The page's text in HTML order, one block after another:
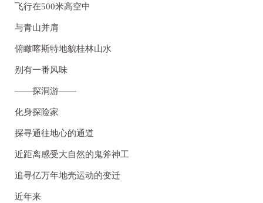
飞行在500米高空中
与青山并肩
俯瞰喀斯特地貌桂林山水
别有一番风味
——探洞游——
化身探险家
探寻通往地心的通道
近距离感受大自然的鬼斧神工
追寻亿万年地壳运动的变迁
近年来